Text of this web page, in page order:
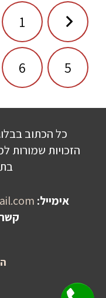
ניווט
1
5
6
כל הכתוב
הזכויות שמורות
אימייל: